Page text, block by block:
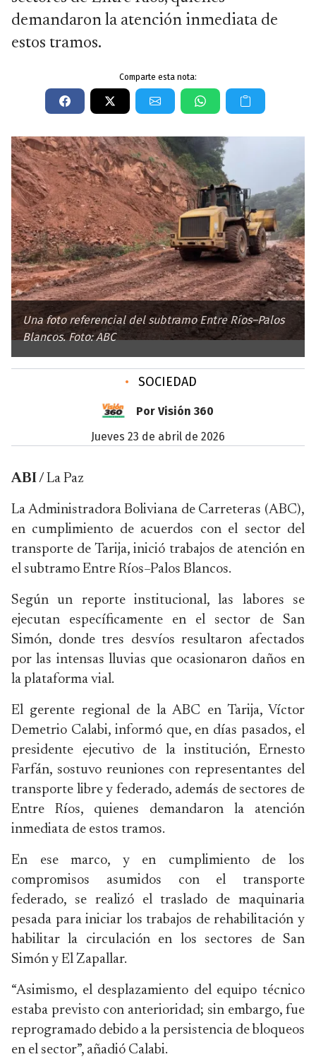
demandaron la atención inmediata de
estos tramos.
Comparte esta nota:
Una foto referencial del subtramo Entre Ríos–Palos
Blancos. Foto: ABC
• SOCIEDAD
Por Visión 360
jueves 23 de abril de 2026
ABI / La Paz
La Administradora Boliviana de Carreteras (ABC),
en cumplimiento de acuerdos con el sector del
transporte de Tarija, inició trabajos de atención en
el subtramo Entre Ríos–Palos Blancos.
Según un reporte institucional, las labores se
ejecutan específicamente en el sector de San
Simón, donde tres desvíos resultaron afectados
por las intensas lluvias que ocasionaron daños en
la plataforma vial.
El gerente regional de la ABC en Tarija, Víctor
Demetrio Calabi, informó que, en días pasados, el
presidente ejecutivo de la institución, Ernesto
Farfán, sostuvo reuniones con representantes del
transporte libre y federado, además de sectores de
Entre Ríos, quienes demandaron la atención
inmediata de estos tramos.
En ese marco, y en cumplimiento de los
compromisos asumidos con el transporte
federado, se realizó el traslado de maquinaria
pesada para iniciar los trabajos de rehabilitación y
habilitar la circulación en los sectores de San
Simón y El Zapallar.
“Asimismo, el desplazamiento del equipo técnico
estaba previsto con anterioridad; sin embargo, fue
reprogramado debido a la persistencia de bloqueos
en el sector”, añadió Calabi.